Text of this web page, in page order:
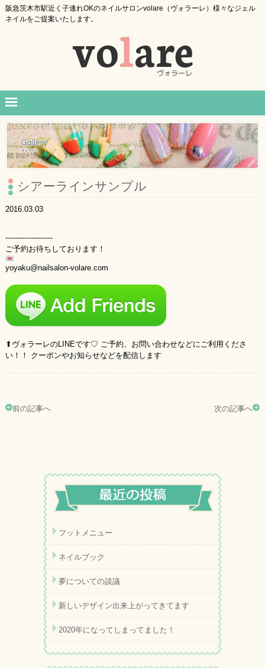
阪急茨木市駅近く子連れOKのネイルサロンvolare（ヴォラーレ）様々なジェル
ネイルをご提案いたします。
シアーラインサンプル
2016.03.03
--------------------
ご予約お待ちしております！
yoyaku@nailsalon-volare.com
⬆︎ヴォラーレのLINEです♡ ご予約、お問い合わせなどにご利用くださ
い！！ クーポンやお知らせなどを配信します
前の記事へ 次の記事へ
フットメニュー
ネイルブック
夢についての談議
新しいデザイン出来上がってきてます
2020年になってしまってました！